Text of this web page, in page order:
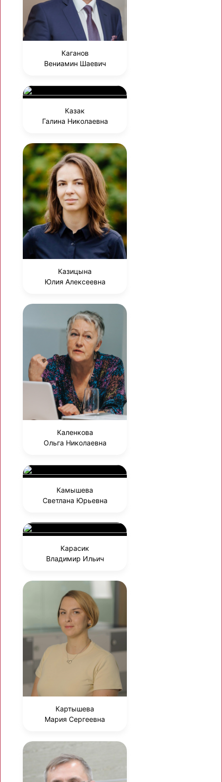
Каганов
Вениамин Шаевич
Казак
Галина Николаевна
Казицына
Юлия Алексеевна
Каленкова
Ольга Николаевна
Камышева
Светлана Юрьевна
Карасик
Владимир Ильич
Картышева
Мария Сергеевна